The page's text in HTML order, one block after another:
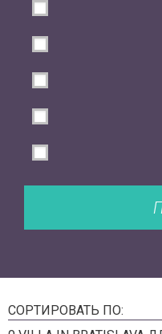
СОРТИРОВАТЬ ПО: